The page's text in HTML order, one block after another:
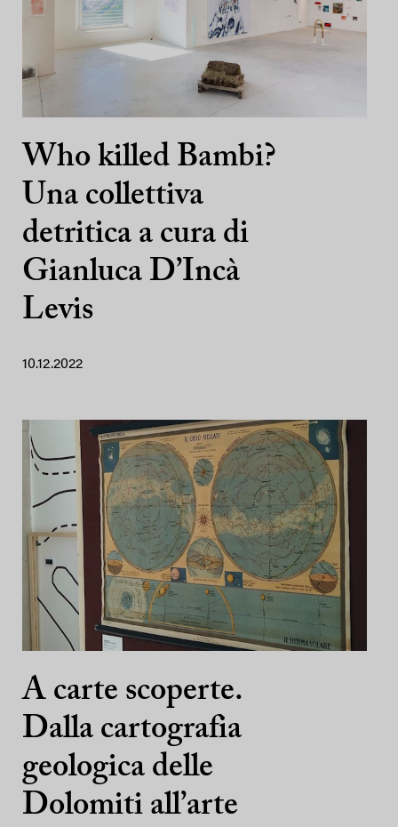
Who killed Bambi?
Una collettiva
detritica a cura di
Gianluca D’Incà
Levis
10.12.2022
A carte scoperte.
Dalla cartografia
geologica delle
Dolomiti all’arte